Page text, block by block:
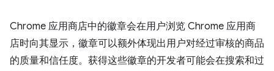
Chrome 应用商店中的徽章会在用户浏览 Chrome 应用商
店时向其显示，徽章可以额外体现出用户对经过审核的商品
的质量和信任度。获得这些徽章的开发者可能会在搜索和过